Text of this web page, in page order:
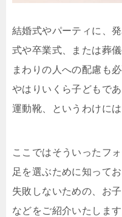
結婚式やパーティに、
式や卒業式、または葬儀
まわりの人への配慮も
やはりいくら子どもで
運動靴、というわけには
ここではそういったフ
足を選ぶために知って
失敗しないための、お
などをご紹介いたします